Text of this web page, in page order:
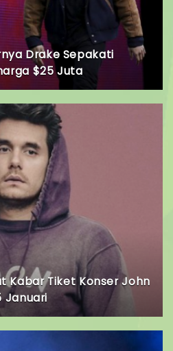
Drake Sepakati
$25 Juta
Kabar Tiket Konser John
Januari